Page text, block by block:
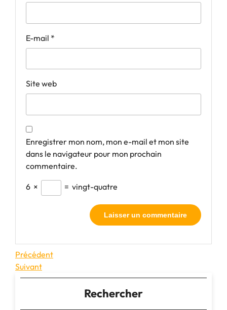
E-mail *
Site web
Enregistrer mon nom, mon e-mail et mon site
dans le navigateur pour mon prochain
commentaire.
6 × = vingt-quatre
Navigation
de
Article
précédent
Précédent
Article
suivant
Suivant
Rechercher